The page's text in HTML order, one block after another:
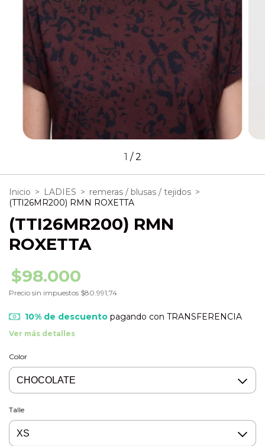
1 /2
Inicio > LADIES > remeras / blusas / tejidos >
(TTI26MR200) RMN ROXETTA
(TTI26MR200) RMN
ROXETTA
$98.000
Precio sin impuestos $80.991,74
10% de descuentopagando con TRANSFERENCIA
Ver más detalles
Color
Talle